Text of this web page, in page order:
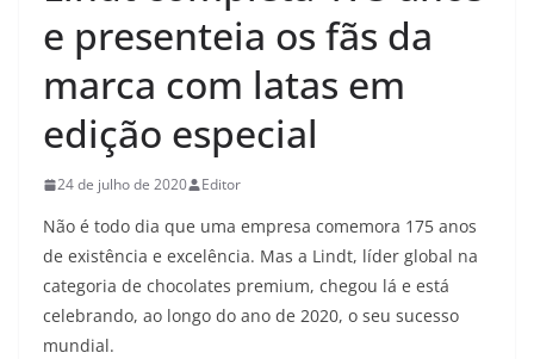
e presenteia os fãs da
marca com latas em
edição especial
24 de julho de 2020 Editor
Não é todo dia que uma empresa comemora 175 anos
de existência e excelência. Mas a Lindt, líder global na
categoria de chocolates premium, chegou lá e está
celebrando, ao longo do ano de 2020, o seu sucesso
mundial.